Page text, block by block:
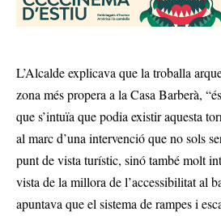
L’Alcalde explicava que la troballa
zona més propera a la Casa Barberà,
que s’intuïa que podia existir aquesta
al marc d’una intervenció que no sols
punt de vista turístic, sinó també molt
vista de la millora de l’accessibilitat al
apuntava que el sistema de rampes i